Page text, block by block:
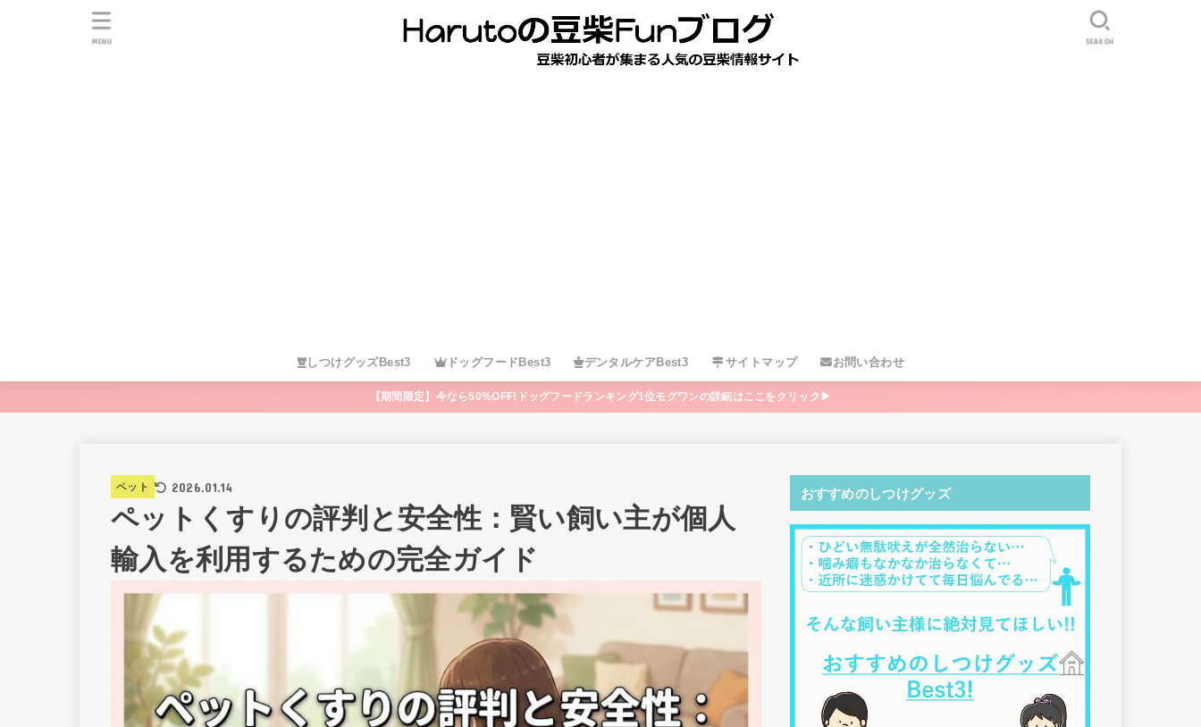
しつけグッズBest3 ドッグフードBest3 デンタルケアBest3 サイトマップ お問い合わせ
SEARCH
MENU
【期間限定】今なら50%OFF!ドッグフードランキング1位モグワンの詳細はここをクリック▶
ペット 2026.01.14
ペットくすりの評判と安全性：賢い飼い主が個人
輸入を利用するための完全ガイド
おすすめのしつけグッズ